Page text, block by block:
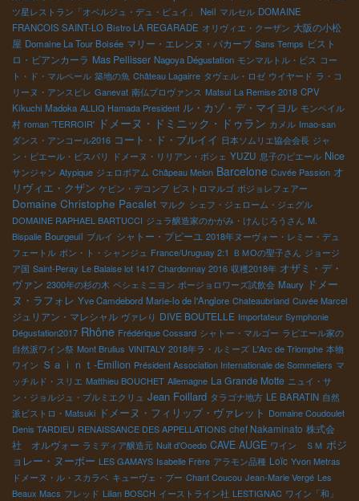
ツ星レストラン「オベルジュ・デュ・ピュイ」
Neil マルセル DOMAINE
FRANCOIS SAINT-LO Bistro LA REGARADE オリヴィエ・クーザン 大阪の小松
屋 Domaine La Tour Boisée マリー・エレンヌ・バカーブ Sans Temps ビスト
ロ・ビアンカーラ Mas Pellisser Nagoya Dégustation モンマルトル・ビス コー
ト・ド・マルペール 築地の魚 Château Lagairre タヴェル・ロゼ ウイヤード ラ・コ
リーヌ・アンスピレ Ganevat 南仏プロヴァンス Matsui La Remise 2018 CPV
Kikuchi Madoka ALLIQ Hamada President ル・カゾ・デ・マイヨル モンペイル
村 roman 'TERROIR' ドメーヌ・ドミニック・ドゥラン カメル Imao-san
ダンス・アンコール2016 コート・ド・ブルイイ 日本ソムリエ協会会長 ジャ
ン・ピエール・ビスパリ
ドメーヌ・リリアン・ボシェ YUZU 息子のピエール Nice
サンジャン Atypique ジェロボアム Châpeau Melon Barcelone Cuvée Passion オ
リヴィエ・クザン ケビン・デコンブ ビストロマルゴ ボジョレフェアー
Domaine Christophe Pacalet マルク シェフ・ジェローム・ジェグル
DOMAINE RAPHAEL BARTUCCI ジュラ醸造家のかがみ・けんじろうさん M.
Bispalie Bourgeuil ブルイ シャトー・プピーユ 2018年ヌーヴォー・レミー・デュ
フェートル ポン・ト・シャンジュ France/Uruguay 2:1 ＢＭОの聖子さん ジョージ
ア国 Saint-Peray Le Balaise lot 1417 Chardonnay 2016 収穫2018年 オザミ・デ・
ヴァン 2300年の杉の木 ペシェミニヨン ボージョロワーズ試飲会 Maury ドメー
ヌ・ラフォレ Yve Camdebord Marie-lo de l'Anglore Chateaubriand Cuvée Marcel
ジュリアン・マレシャル ヴァレり DIVE BOUTELLE Importateur Symphonie
Dégustation2017 Rhône Frédérique Cossard シャトー・マルゴー ラピエール家の
自然派ワイン祭 Mont Brulius VINITALY 2018年ラ・ルミーズ L'Arc de Triomphe 本物
ワイン Ｓａｉｎｔ-Emilion Président Association Internationale de Sommeliers マ
ッチルド・スリエ Matthieu BOUCHET Allemagne La Grande Motte ニュイ・サ
ン・ジョルジュ・プルミエクリュ Jean Foillard タラゴナ地方 LE BARATIN 自然
派ビストロ・Matsuki ドメーヌ・フィリップ・ヴァレット Domaine Coudoulet
Denis TARDIEU RENAISSANCE DES APPELLATIONS chef Nakaminato 株式会
社 オルヴォー ラミディア醸造元 Nuit d'Ooedo CAVE AUGE ワイン ＳＭ ボジ
ョレー・ヌーボー LES GAMAYS Isabelle Frère アラモン品種 Loïc Yvon Metras
ドメーヌ・ル・スカラベ キューヴェ・ブー Chant Coucou Jean-Marie Vergé Les
Beaux Macs フレッド Lilian BOSCH イーストライン社 LESTIGNAC ワイン「和」